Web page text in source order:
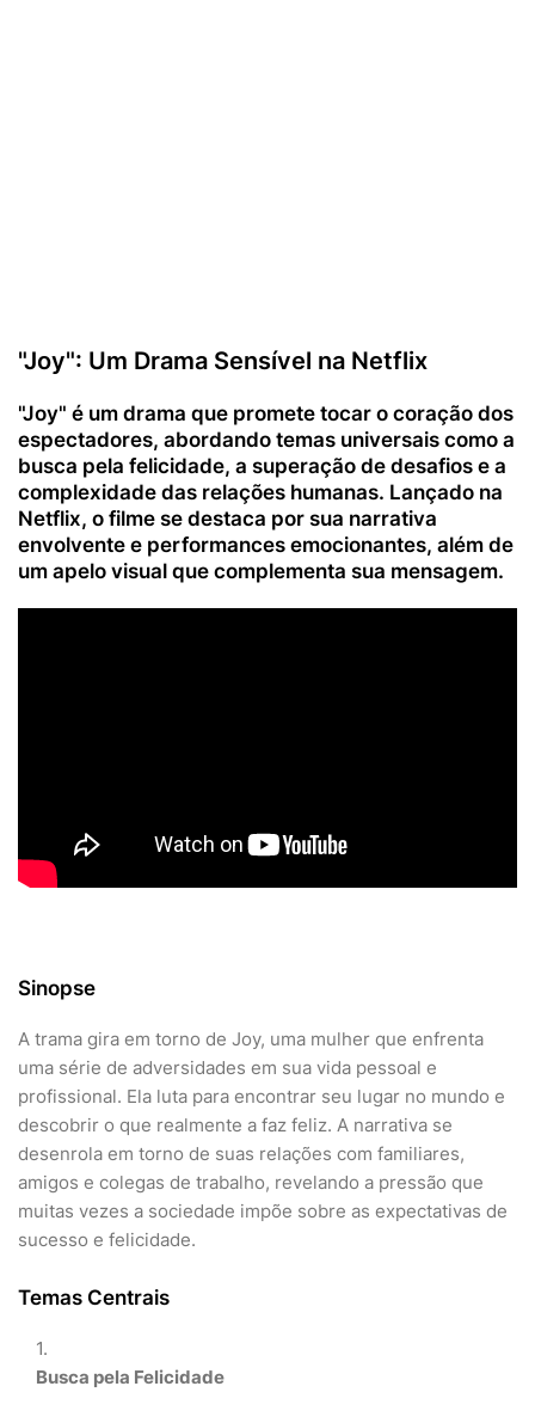
"Joy": Um Drama Sensível na Netflix
"Joy" é um drama que promete tocar o coração dos
espectadores, abordando temas universais como a
busca pela felicidade, a superação de desafios e a
complexidade das relações humanas. Lançado na
Netflix, o filme se destaca por sua narrativa
envolvente e performances emocionantes, além de
um apelo visual que complementa sua mensagem.
Sinopse
A trama gira em torno de Joy, uma mulher que enfrenta
uma série de adversidades em sua vida pessoal e
profissional. Ela luta para encontrar seu lugar no mundo e
descobrir o que realmente a faz feliz. A narrativa se
desenrola em torno de suas relações com familiares,
amigos e colegas de trabalho, revelando a pressão que
muitas vezes a sociedade impõe sobre as expectativas de
sucesso e felicidade.
Temas Centrais
Busca pela Felicidade